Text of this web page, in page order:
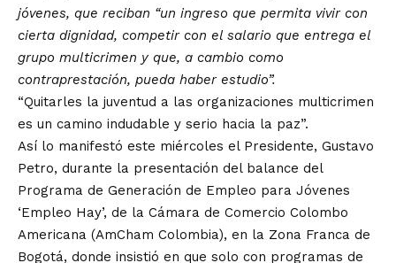
jóvenes, que reciban “un ingreso que permita vivir con
cierta dignidad, competir con el salario que entrega el
grupo multicrimen y que, a cambio como
contraprestación, pueda haber estudio”.
“Quitarles la juventud a las organizaciones multicrimen
es un camino indudable y serio hacia la paz”.
Así lo manifestó este miércoles el Presidente, Gustavo
Petro, durante la presentación del balance del
Programa de Generación de Empleo para Jóvenes
‘Empleo Hay’, de la Cámara de Comercio Colombo
Americana (AmCham Colombia), en la Zona Franca de
Bogotá, donde insistió en que solo con programas de